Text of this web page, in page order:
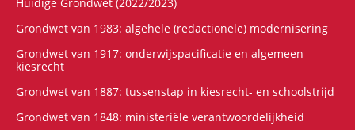
Grondwet van 1983: algehele (redactionele) modernisering
Grondwet van 1917: onderwijspacificatie en algemeen
kiesrecht
Grondwet van 1887: tussenstap in kiesrecht- en schoolstrijd
Grondwet van 1848: ministeriële verantwoordelijkheid